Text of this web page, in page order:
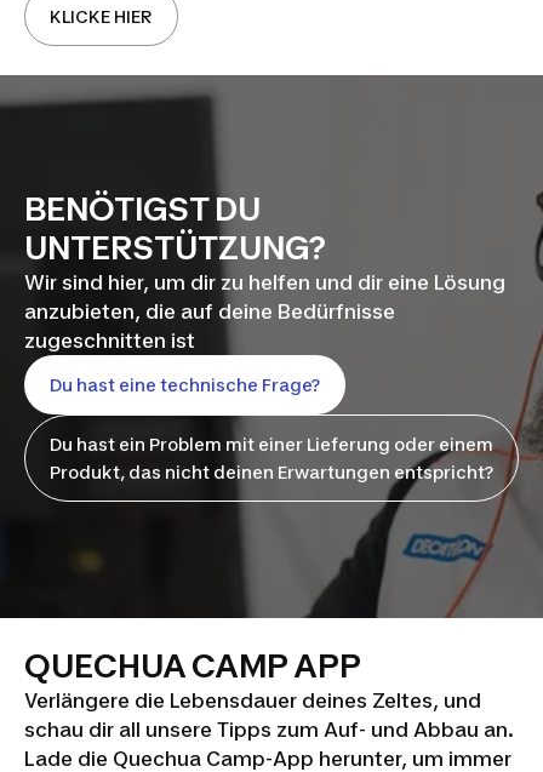
KLICKE HIER
BENÖTIGST DU
UNTERSTÜTZUNG?
Wir sind hier, um dir zu helfen und dir eine Lösung
anzubieten, die auf deine Bedürfnisse
zugeschnitten ist
Du hast eine technische Frage?
Du hast ein Problem mit einer Lieferung oder einem
Produkt, das nicht deinen Erwartungen entspricht?
QUECHUA CAMP APP
Verlängere die Lebensdauer deines Zeltes, und
schau dir all unsere Tipps zum Auf- und Abbau an.
Lade die Quechua Camp-App herunter, um immer